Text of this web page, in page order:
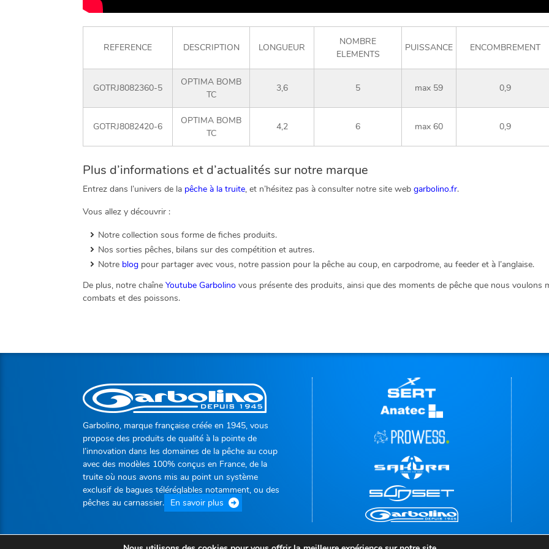
REFERENCE DESCRIPTION LONGUEUR
NOMBRE
ELEMENTS
PUISSANCE ENCOMBREMENT
GOTRJ8082360-5
OPTIMA BOMB
TC
3,6 5 max 59 0,9
GOTRJ8082420-6
OPTIMA BOMB
TC
4,2 6 max 60 0,9
Plus d’informations et d’actualités sur notre marque
Entrez dans l’univers de la pêche à la truite, et n’hésitez pas à consulter notre site web garbolino.fr.
Vous allez y découvrir :
Notre collection sous forme de fiches produits.
Nos sorties pêches, bilans sur des compétition et autres.
Notre blog pour partager avec vous, notre passion pour la pêche au coup, en carpodrome, au feeder et à l’anglaise.
De plus, notre chaîne Youtube Garbolino vous présente des produits, ainsi que des moments de pêche que nous voulons
combats et des poissons.
Garbolino, marque française créée en 1945, vous
propose des produits de qualité à la pointe de
l’innovation dans les domaines de la pêche au coup
avec des modèles 100% conçus en France, de la
truite où nous avons mis au point un système
exclusif de bagues téléréglables notamment, ou des
pêches au carnassier. En savoir plus